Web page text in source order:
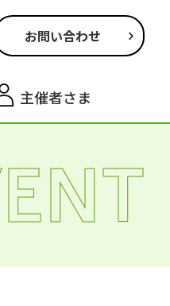
お問い合わせ
主催者さま